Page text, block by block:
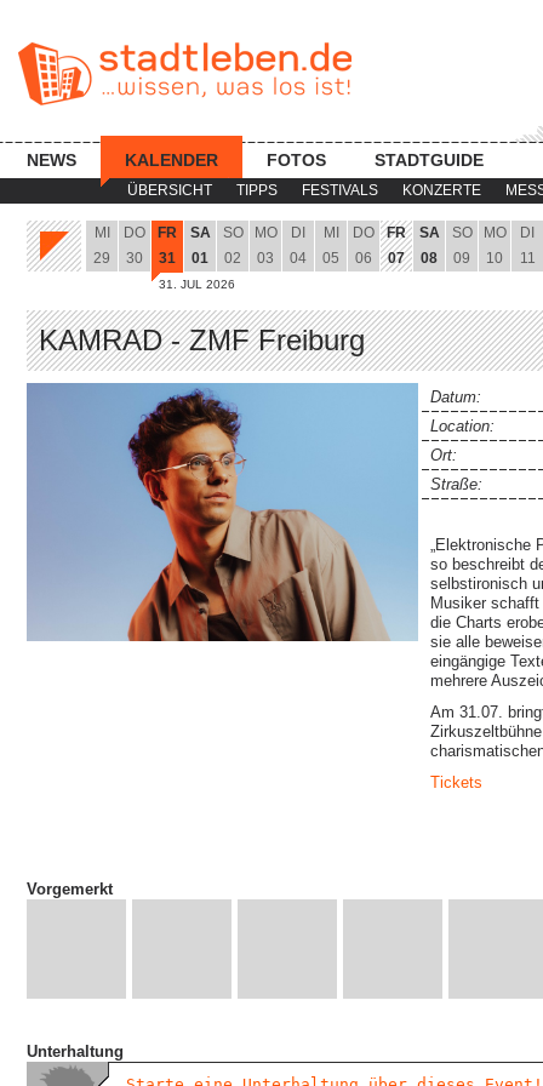
ÜBERSICHT TIPPS FESTIVALS KONZERTE
NEWS KALENDER FOTOS STADTGUIDE
MI
29
DO
30
FR
31
31. JUL 2026
SA
01
SO
02
MO
03
DI
04
MI
05
DO
06
FR
07
SA
08
SO
09
MO
10
DI
11
KAMRAD - ZMF Freiburg
Datum:
Location:
Ort:
Straße:
„Elektronische
so beschreibt
selbstironisch
Musiker
die Charts
sie alle
eingängige
mehrere
Am 31.07.
Tickets
Vorgemerkt
Unterhaltung